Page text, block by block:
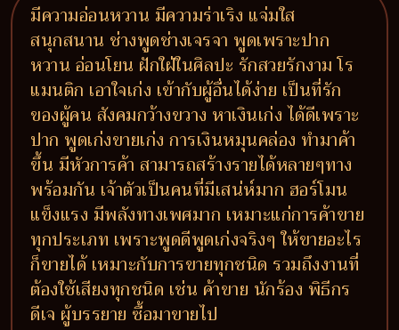
มีความอ่อนหวาน มีความร่าเริง แจ่มใส
สนุกสนาน ช่างพูดช่างเจรจา พูดเพราะปาก
หวาน อ่อนโยน ฝักใฝ่ในศิลปะ รักสวยรักงาม โร
แมนติก เอาใจเก่ง เข้ากับผู้อื่นได้ง่าย เป็นที่รัก
ของผู้คน สังคมกว้างขวาง หาเงินเก่ง ได้ดีเพราะ
ปาก พูดเก่งขายเก่ง การเงินหมุนคล่อง ทำมาค้า
ขึ้น มีหัวการค้า สามารถสร้างรายได้หลายๆทาง
พร้อมกัน เจ้าตัวเป็นคนที่มีเสน่ห์มาก ฮอร์โมน
แข็งแรง มีพลังทางเพศมาก เหมาะแก่การค้าขาย
ทุกประเภท เพราะพูดดีพูดเก่งจริงๆ ให้ขายอะไร
ก็ขายได้ เหมาะกับการขายทุกชนิด รวมถึงงานที่
ต้องใช้เสียงทุกชนิด เช่น ค้าขาย นักร้อง พิธีกร
ดีเจ ผู้บรรยาย ซื้อมาขายไป